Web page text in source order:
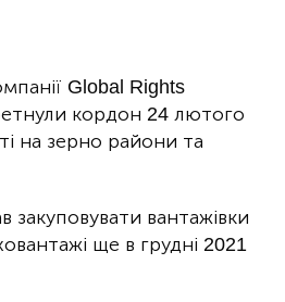
Global Rights
кордон 24 лютого
на зерно райони та
вантажівки
ще в грудні 2021